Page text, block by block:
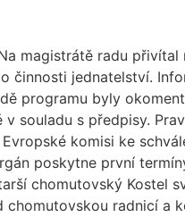
magistrátě radu
činnosti jednatelství.
programu byly
souladu s předpisy.
komisi ke
poskytne první
chomutovský Kostel
radnicí a